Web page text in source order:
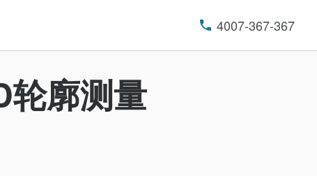
4007-367-367
轮廓测量